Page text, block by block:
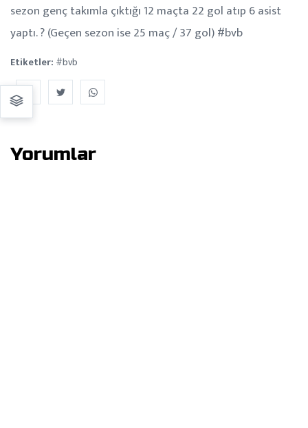
sezon genç takımla çıktığı 12 maçta 22 gol atıp 6 asist
yaptı. ? (Geçen sezon ise 25 maç / 37 gol) #bvb
Etiketler: #bvb
Yorumlar